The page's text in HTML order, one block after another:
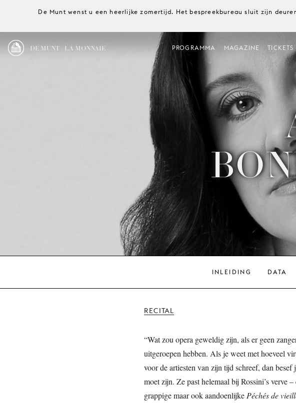
De Munt wenst u een heerlijke zomertijd. Het bespreekbureau sluit zijn
DE MUNT / LA MONNAIE PROGRAMMA MAGAZINE
INLEIDING DATA
RECITAL
“Wat zou opera geweldig zijn, als er geen
uitgeroepen hebben. Als je weet met hoeveel
voor de artiesten van zijn tijd schreef, dan
moet zijn. Ze past helemaal bij Rossini’s verve
grappige maar ook aandoenlijke Péchés de